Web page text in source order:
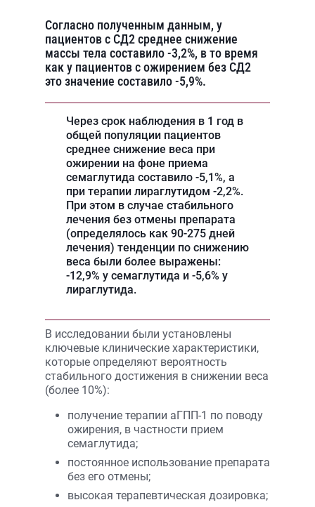
Согласно полученным данным, у
пациентов с СД2 среднее снижение
массы тела составило -3,2%, в то время
как у пациентов с ожирением без СД2
это значение составило -5,9%.
Через срок наблюдения в 1 год в
общей популяции пациентов
среднее снижение веса при
ожирении на фоне приема
семаглутида составило -5,1%, а
при терапии лираглутидом -2,2%.
При этом в случае стабильного
лечения без отмены препарата
(определялось как 90-275 дней
лечения) тенденции по снижению
веса были более выражены:
-12,9% у семаглутида и -5,6% у
лираглутида.
В исследовании были установлены
ключевые клинические характеристики,
которые определяют вероятность
стабильного достижения в снижении веса
(более 10%):
получение терапии аГПП-1 по поводу
ожирения, в частности прием
семаглутида;
постоянное использование препарата
без его отмены;
высокая терапевтическая дозировка;